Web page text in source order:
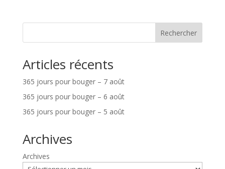
Rechercher
Articles récents
365 jours pour bouger – 7 août
365 jours pour bouger – 6 août
365 jours pour bouger – 5 août
Archives
Archives